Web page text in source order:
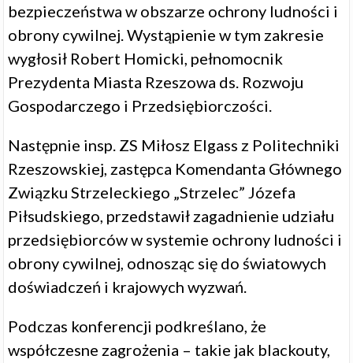
bezpieczeństwa w obszarze ochrony ludności i
obrony cywilnej. Wystąpienie w tym zakresie
wygłosił Robert Homicki, pełnomocnik
Prezydenta Miasta Rzeszowa ds. Rozwoju
Gospodarczego i Przedsiębiorczości.
Następnie insp. ZS Miłosz Elgass z Politechniki
Rzeszowskiej, zastępca Komendanta Głównego
Związku Strzeleckiego „Strzelec” Józefa
Piłsudskiego, przedstawił zagadnienie udziału
przedsiębiorców w systemie ochrony ludności i
obrony cywilnej, odnosząc się do światowych
doświadczeń i krajowych wyzwań.
Podczas konferencji podkreślano, że
współczesne zagrożenia – takie jak blackouty,